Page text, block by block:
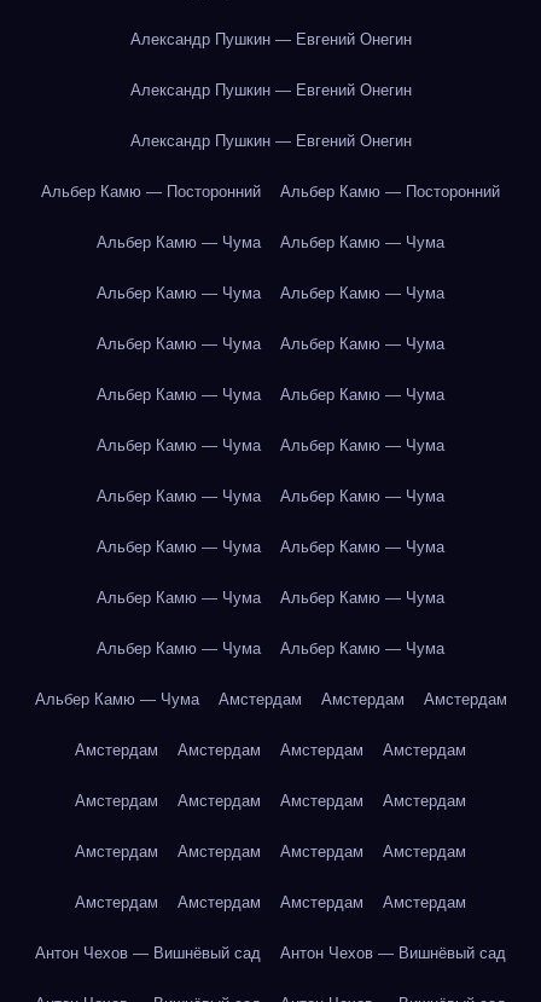
Александр Пушкин — Евгений Онегин
Александр Пушкин — Евгений Онегин
Александр Пушкин — Евгений Онегин
Альбер Камю — Посторонний Альбер Камю — Посторонний
Альбер Камю — Чума Альбер Камю — Чума
Альбер Камю — Чума Альбер Камю — Чума
Альбер Камю — Чума Альбер Камю — Чума
Альбер Камю — Чума Альбер Камю — Чума
Альбер Камю — Чума Альбер Камю — Чума
Альбер Камю — Чума Альбер Камю — Чума
Альбер Камю — Чума Альбер Камю — Чума
Альбер Камю — Чума Альбер Камю — Чума
Альбер Камю — Чума Альбер Камю — Чума
Альбер Камю — Чума Амстердам Амстердам Амстердам
Амстердам Амстердам Амстердам Амстердам
Амстердам Амстердам Амстердам Амстердам
Амстердам Амстердам Амстердам Амстердам
Амстердам Амстердам Амстердам Амстердам
Антон Чехов — Вишнёвый сад Антон Чехов — Вишнёвый сад